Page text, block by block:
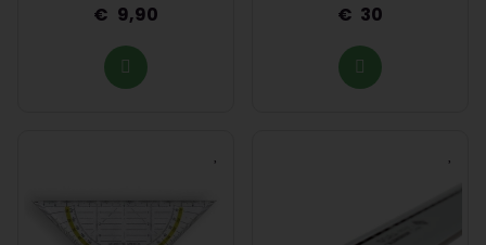
9,90 30